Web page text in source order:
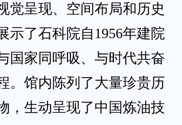
觉呈现、空间布局和历史
示了石科院自1956年建院
国家同呼吸、与时代共奋
。馆内陈列了大量珍贵历
，生动呈现了中国炼油技